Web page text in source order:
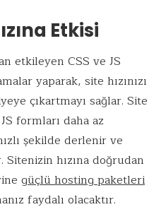
Etkisi
etkileyen CSS ve JS
yaparak, site hızınızı
çıkartmayı sağlar. Site
formları daha az
şekilde derlenir ve
hızına doğrudan
güçlü hosting paketleri
faydalı olacaktır.